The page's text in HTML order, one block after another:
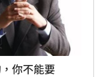
你不能要